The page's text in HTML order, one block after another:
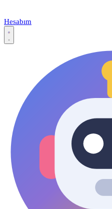
Hesabım